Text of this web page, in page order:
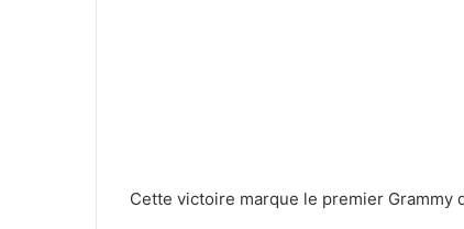
Cette victoire marque le premier Grammy